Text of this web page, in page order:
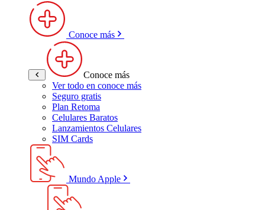
Conoce más
Conoce más
Ver todo en conoce más
Seguro gratis
Plan Retoma
Celulares Baratos
Lanzamientos Celulares
SIM Cards
Mundo Apple